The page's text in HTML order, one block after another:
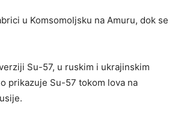
u Komsomoljsku na Amuru, dok se
Su-57, u ruskim i ukrajinskim
prikazuje Su-57 tokom lova na